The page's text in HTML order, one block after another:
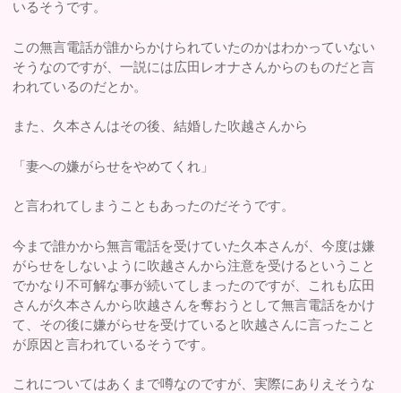
いるそうです。
この無言電話が誰からかけられていたのかはわかっていない
そうなのですが、一説には広田レオナさんからのものだと言
われているのだとか。
また、久本さんはその後、結婚した吹越さんから
「妻への嫌がらせをやめてくれ」
と言われてしまうこともあったのだそうです。
今まで誰かから無言電話を受けていた久本さんが、今度は嫌
がらせをしないように吹越さんから注意を受けるということ
でかなり不可解な事が続いてしまったのですが、これも広田
さんが久本さんから吹越さんを奪おうとして無言電話をかけ
て、その後に嫌がらせを受けていると吹越さんに言ったこと
が原因と言われているそうです。
これについてはあくまで噂なのですが、実際にありえそうな